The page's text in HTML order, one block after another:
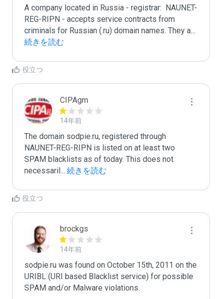
A company located in Russia - registrar:  NAUNET-
REG-RIPN - accepts service contracts from
criminals for Russian (.ru) domain names. They a...
続きを読む
役立つ
CIPAgm
14年前
The domain sodpie.ru, registered through
NAUNET-REG-RIPN is listed on at least two
SPAM blacklists as of today. This does not
necessaril... 続きを読む
役立つ
brockgs
14年前
sodpie.ru was found on October 15th, 2011 on the
URIBL (URI based Blacklist service) for possible